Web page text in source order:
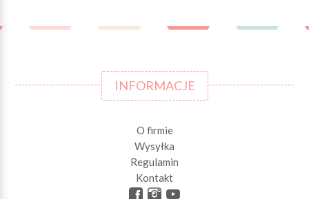
INFORMACJE
O firmie
Wysyłka
Regulamin
Kontakt